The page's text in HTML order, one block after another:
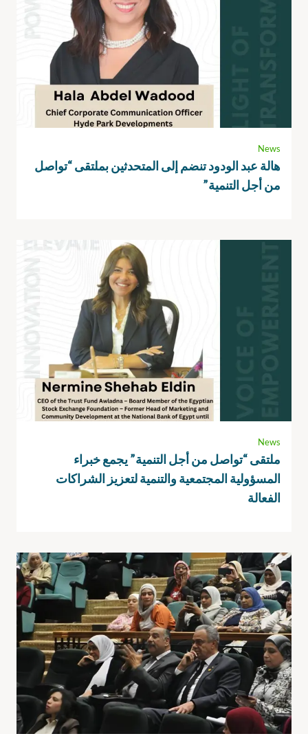
News
هالة عبد الودود تنضم إلى المتحدثين بملتقى “تواصل
من أجل التنمية”
News
ملتقى “تواصل من أجل التنمية” يجمع خبراء
المسؤولية المجتمعية والتنمية لتعزيز الشراكات
الفعالة